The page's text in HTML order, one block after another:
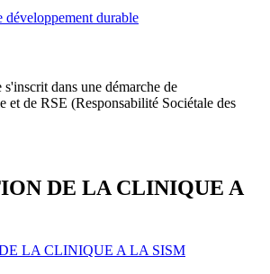
dans une démarche de
et de RSE (Responsabilité Sociétale des
DE LA CLINIQUE A